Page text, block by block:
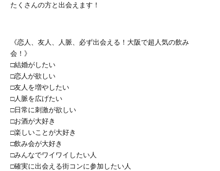
たくさんの方と出会えます！
《恋人、友人、人脈、必ず出会える！大阪で超人気の飲み
会！》
□結婚がしたい
□恋人が欲しい
□友人を増やしたい
□人脈を広げたい
□日常に刺激が欲しい
□お酒が大好き
□楽しいことが大好き
□飲み会が大好き
□みんなでワイワイしたい人
□確実に出会える街コンに参加したい人